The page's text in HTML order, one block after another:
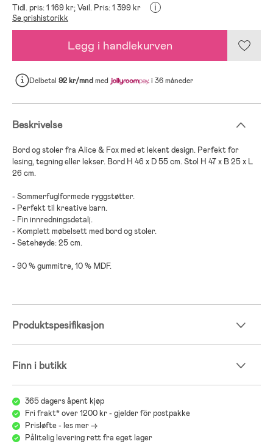
Tidl. pris: 1 169 kr;Veil. Pris: 1 399 kr i
Se prishistorikk
Legg i handlekurven
Delbetal 92 kr/mndmed i 36 måneder
Beskrivelse
Bord og stoler fra Alice & Fox med et lekent design. Perfekt for
lesing, tegning eller lekser. Bord H 46 x D 55 cm. Stol H 47 x B 25 x L
26 cm.
- Sommerfuglformede ryggstøtter.
- Perfekt til kreative barn.
- Fin innredningsdetalj.
- Komplett møbelsett med bord og stoler.
- Setehøyde: 25 cm.
- 90 % gummitre, 10 % MDF.
Produktspesifikasjon
Finn i butikk
365 dagers åpent kjøp
Fri frakt* over 1200 kr - gjelder för postpakke
Prisløfte - les mer ->
Pålitelig levering rett fra eget lager